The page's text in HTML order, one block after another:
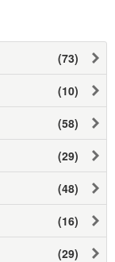
(73)
(10)
(58)
(29)
(48)
(16)
(29)